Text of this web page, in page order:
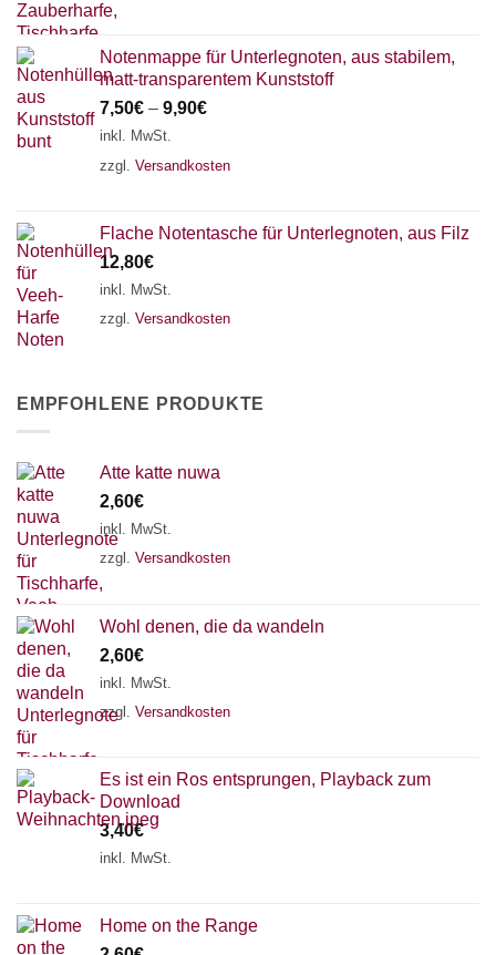
Notenmappe für Unterlegnoten, aus stabilem,
matt-transparentem Kunststoff
7,50€ – 9,90€
inkl. MwSt.
zzgl. Versandkosten
Flache Notentasche für Unterlegnoten, aus Filz
12,80€
inkl. MwSt.
zzgl. Versandkosten
EMPFOHLENE PRODUKTE
Atte katte nuwa
2,60€
inkl. MwSt.
zzgl. Versandkosten
Wohl denen, die da wandeln
2,60€
inkl. MwSt.
zzgl. Versandkosten
Es ist ein Ros entsprungen, Playback zum
Download
3,40€
inkl. MwSt.
Home on the Range